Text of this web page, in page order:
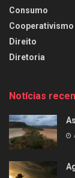
Consumo
Cooperativismo
Direito
Diretoria
Notícias